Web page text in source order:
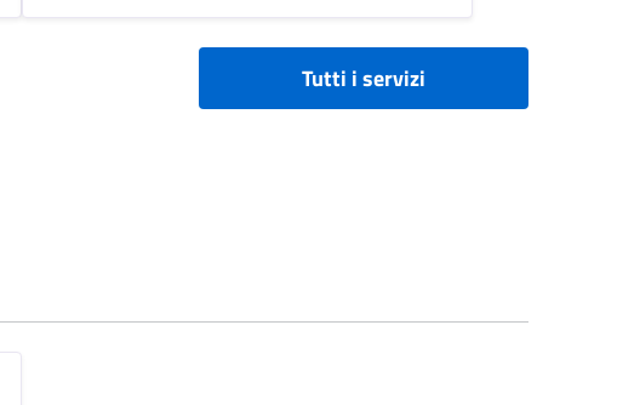
Tutti i servizi